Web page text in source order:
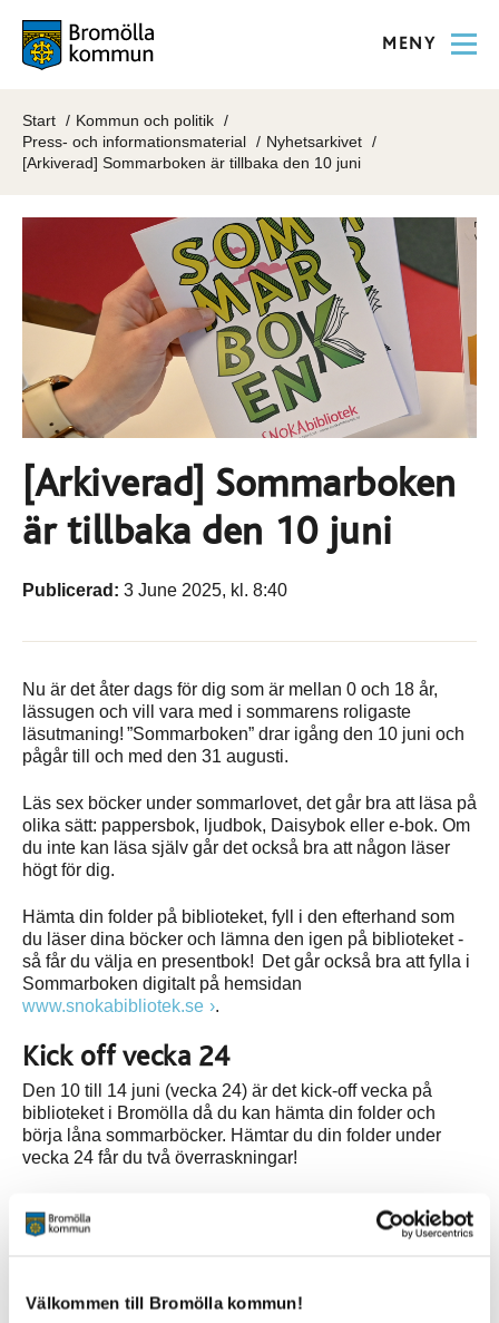
Välkommen till Bromölla kommun!
MENY
Start
Kommun och politik
Press- och informationsmaterial
Nyhetsarkivet
[Arkiverad] Sommarboken är tillbaka den 10 juni
[Arkiverad] Sommarboken
är tillbaka den 10 juni
Publicerad: 3 June 2025, kl. 8:40
Nu är det åter dags för dig som är mellan 0 och 18 år,
lässugen och vill vara med i sommarens roligaste
läsutmaning! ”Sommarboken” drar igång den 10 juni och
pågår till och med den 31 augusti.
Läs sex böcker under sommarlovet, det går bra att läsa på
olika sätt: pappersbok, ljudbok, Daisybok eller e-bok. Om
du inte kan läsa själv går det också bra att någon läser
högt för dig.
Hämta din folder på biblioteket, fyll i den efterhand som
du läser dina böcker och lämna den igen på biblioteket -
så får du välja en presentbok! Det går också bra att fylla i
Sommarboken digitalt på hemsidan
www.snokabibliotek.se
.
Kick off vecka 24
Den 10 till 14 juni (vecka 24) är det kick-off vecka på
biblioteket i Bromölla då du kan hämta din folder och
börja låna sommarböcker. Hämtar du din folder under
vecka 24 får du två överraskningar!
klart hämta den och börja läsa senare under sommaren.
Till våra yngsta barn delar vi ut en guldbiljett i förskolan